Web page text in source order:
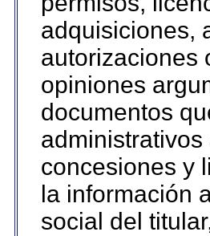
adquisiciones,
autorizaciones
opiniones
documentos
concesiones y
la información
social del